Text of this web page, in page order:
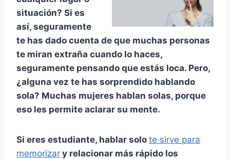
situación? Si es
así, seguramente
te has dado cuenta de que muchas personas
te miran extraña cuando lo haces,
seguramente pensando que estás loca. Pero,
¿alguna vez te has sorprendido hablando
sola? Muchas mujeres hablan solas, porque
eso les permite aclarar su mente.
Si eres estudiante, hablar solo te sirve para
memorizar y relacionar más rápido los